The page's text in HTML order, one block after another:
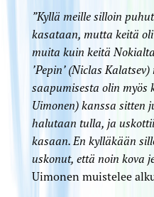
”Kyllä meille silloin
kasataan, mutta keitä oli
muita kuin keitä
’Pepin’ (Niclas
saapumisesta olin myös
Uimonen) kanssa sitten
halutaan tulla, ja
kasaan. En kylläkään
uskonut, että noin kova
Uimonen muistelee